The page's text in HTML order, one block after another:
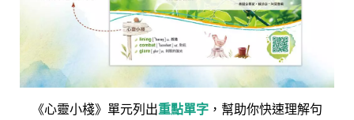
《心靈小棧》單元列出重點單字 ，幫助你快速理解句